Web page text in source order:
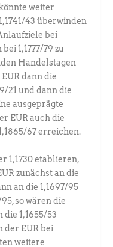
weiter
43 überwinden
bei
1,1777/79 zu
Handelstagen
dann die
21 und dann die
ausgeprägte
EUR auch die
67 erreichen.
1,1730 etablieren,
zunächst an die
an die 1,1697/95
so wären die
die 1,1655/53
der EUR bei
weitere